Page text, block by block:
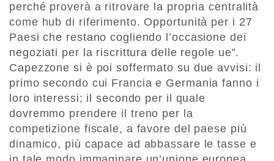
perché proverà a ritrovare la propria centralità
come hub di riferimento. Opportunità per i 27
Paesi che restano cogliendo l’occasione dei
negoziati per la riscrittura delle regole ue”.
Capezzone si è poi soffermato su due avvisi: il
primo secondo cui Francia e Germania fanno i
loro interessi; il secondo per il quale
dovremmo prendere il treno per la
competizione fiscale, a favore del paese più
dinamico, più capace ad abbassare le tasse e